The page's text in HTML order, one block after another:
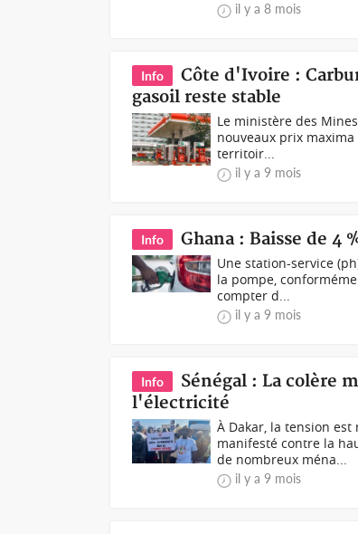
il y a 8 mois
Info
Côte d'Ivoire :
gasoil reste stable
Le ministère des
nouveaux prix
territoir...
il y a 9 mois
Info Ghana : Baisse de 4
Une station-service
la pompe,
compter d...
il y a 9 mois
Info
Sénégal : La colère
l'électricité
À Dakar, la tension
manifesté contre la
de nombreux ména...
il y a 9 mois